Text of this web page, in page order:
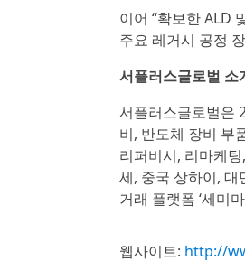
이어 “확보한 ALD
주요 레거시 공정
서플러스글로벌 소
서플러스글로벌은
비, 반도체 장비 부
리퍼비시, 리마케
세, 중국 상하이, 대
거래 플랫폼 ‘세미
웹사이트: http://